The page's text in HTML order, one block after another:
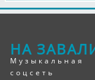
НА
Музыкальная
соцсеть